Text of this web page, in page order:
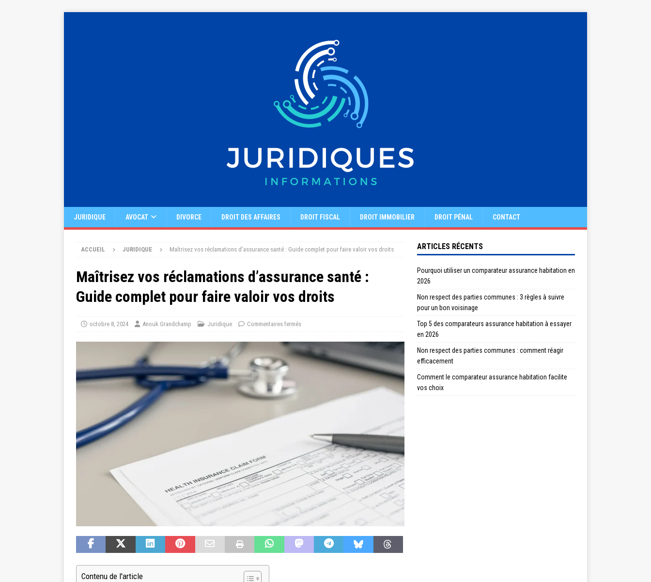
JURIDIQUE AVOCAT DIVORCE DROIT DES AFFAIRES DROIT FISCAL DROIT IMMOBILIER DROIT PÉNAL CONTACT
ACCUEIL JURIDIQUE Maîtrisez vos réclamations d’assurance santé : Guide complet pour faire valoir vos droits
Maîtrisez vos réclamations d’assurance santé :
Guide complet pour faire valoir vos droits
octobre 8, 2024 Anouk Grandchamp Juridique Commentaires fermés
Contenu de l'article
ARTICLES RÉCENTS
Pourquoi utiliser un comparateur assurance habitation en
2026
Non respect des parties communes : 3 règles à suivre
pour un bon voisinage
Top 5 des comparateurs assurance habitation à essayer
en 2026
Non respect des parties communes : comment réagir
efficacement
Comment le comparateur assurance habitation facilite
vos choix